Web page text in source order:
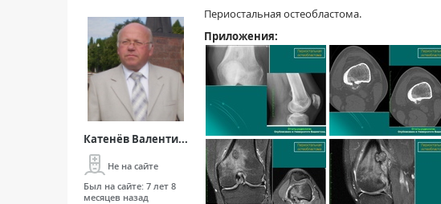
Катенёв Валенти...
Не на сайте
Был на сайте: 7 лет 8
месяцев назад
Периостальная остеобластома.
Приложения: